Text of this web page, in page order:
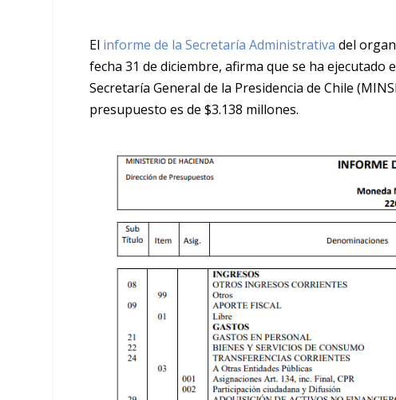
El informe de la Secretaría Administrativa del
fecha 31 de diciembre, afirma que se ha
Secretaría General de la Presidencia de Chile (
presupuesto es de $3.138 millones.